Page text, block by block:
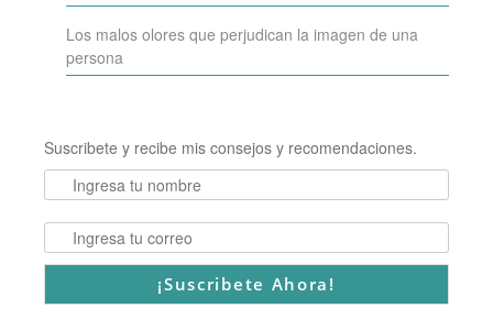
Los malos olores que perjudican la imagen de una
persona
Suscribete y recibe mis consejos y recomendaciones.